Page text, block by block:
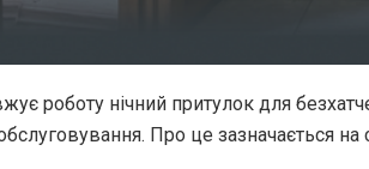
роботу нічний притулок для
Про це зазначається на